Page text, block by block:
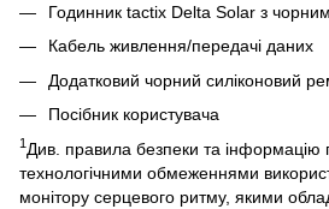
Годинник tactix Delta Solar з
Кабель живлення/передачі даних
Додатковий чорний силіконовий
Посібник користувача
1 Див. правила безпеки та інформацію
технологічними обмеженнями
монітору серцевого ритму, якими